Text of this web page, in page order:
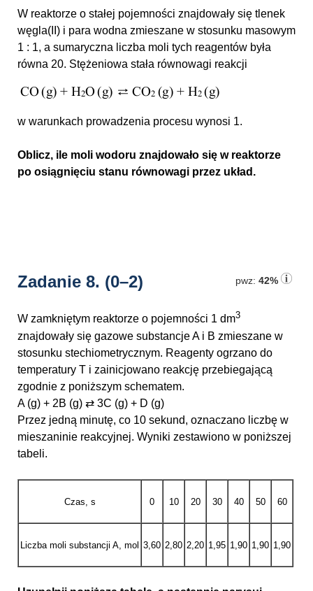
W reaktorze o stałej pojemności znajdowały się tlenek
węgla(II) i para wodna zmieszane w stosunku masowym
1 : 1, a sumaryczna liczba moli tych reagentów była
równa 20. Stężeniowa stała równowagi reakcji
w warunkach prowadzenia procesu wynosi 1.
Oblicz, ile moli wodoru znajdowało się w reaktorze
po osiągnięciu stanu równowagi przez układ.
pwz: 42%
Zadanie 8. (0–2)
W zamkniętym reaktorze o pojemności 1 dm3
znajdowały się gazowe substancje A i B zmieszane w
stosunku stechiometrycznym. Reagenty ogrzano do
temperatury T i zainicjowano reakcję przebiegającą
zgodnie z poniższym schematem.
A (g) + 2B (g) ⇄ 3C (g) + D (g)
Przez jedną minutę, co 10 sekund, oznaczano liczbę w
mieszaninie reakcyjnej. Wyniki zestawiono w poniższej
tabeli.
Czas, s 0 10 20 30 40 50 60
Liczba moli substancji A, mol 3,60 2,80 2,20 1,95 1,90 1,90 1,90